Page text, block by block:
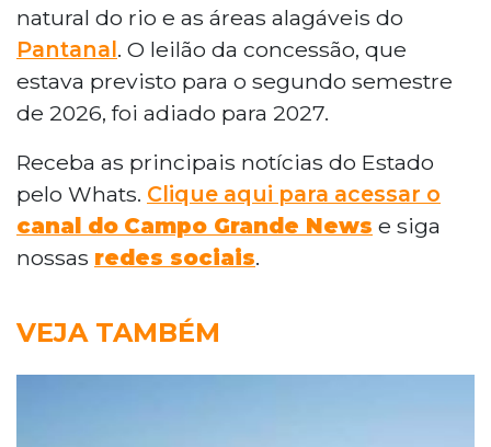
natural do rio e as áreas alagáveis do
Pantanal. O leilão da concessão, que
estava previsto para o segundo semestre
de 2026, foi adiado para 2027.
Receba as principais notícias do Estado
pelo Whats. Clique aqui para acessar o
canal do Campo Grande News e siga
nossas redes sociais.
VEJA TAMBÉM